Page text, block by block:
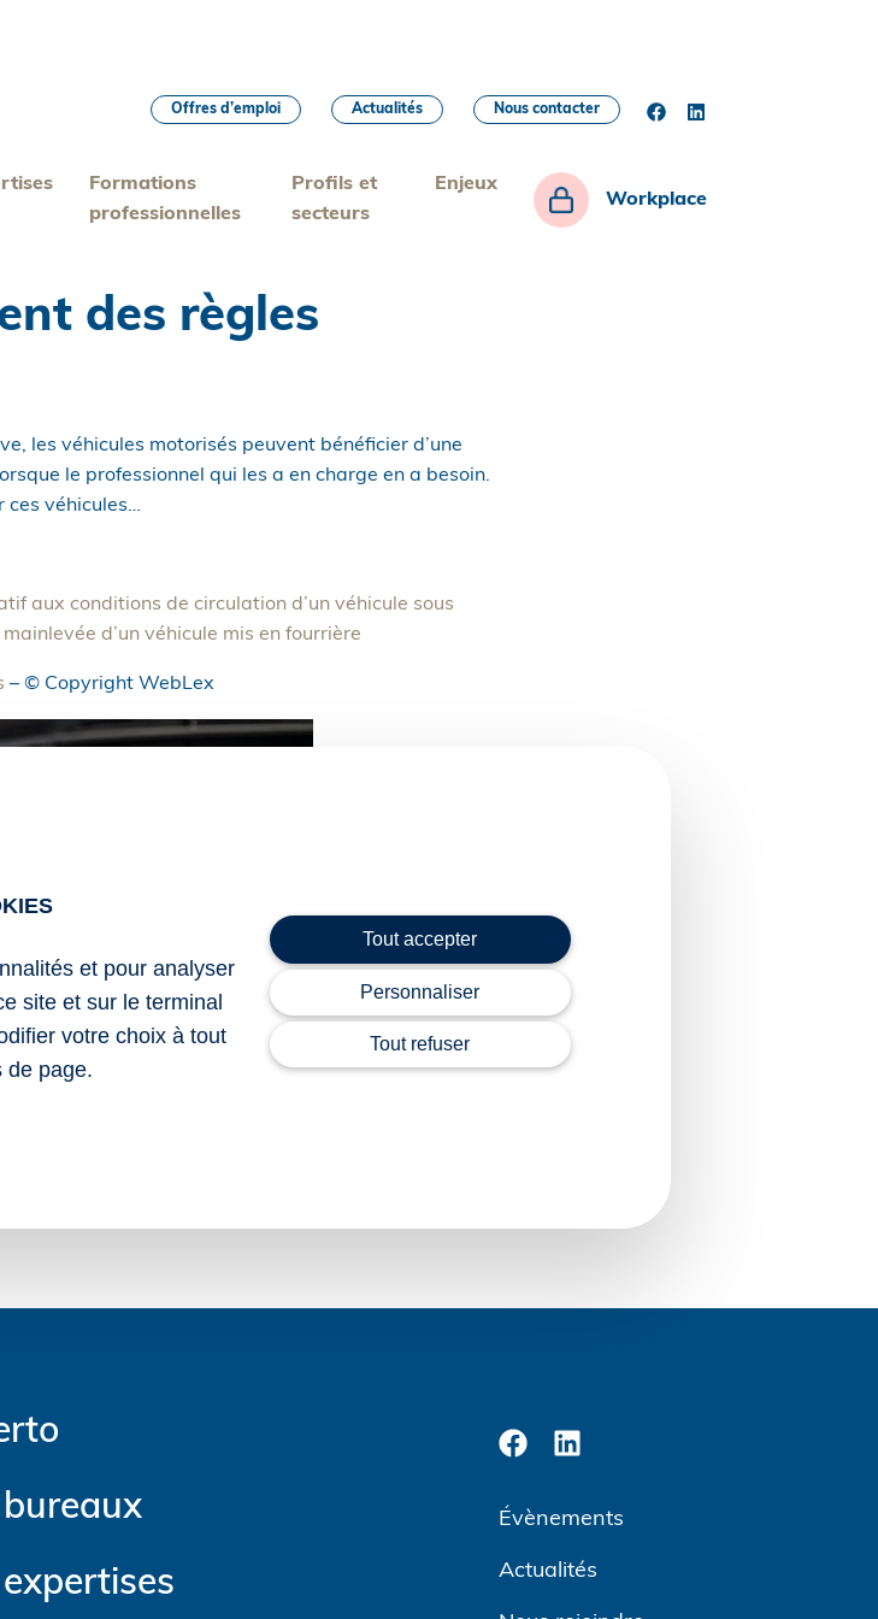
Formations
professionnelles
Profils et
secteurs
Enjeux
Workplace
Offres d’emploi Actualités Nous contacter
des règles
les véhicules motorisés peuvent bénéficier d’une
le professionnel qui les a en charge en a besoin.
ces véhicules…
aux conditions de circulation d’un véhicule sous
d’un véhicule mis en fourrière
– © Copyright WebLex
Évènements
Actualités
et pour analyser
site et sur le terminal
votre choix à tout
de page.
Tout accepter
Personnaliser
Tout refuser